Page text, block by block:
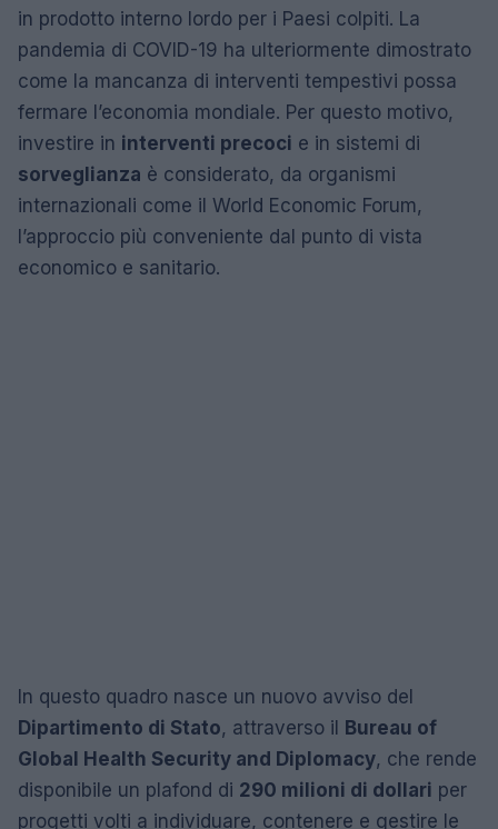
in prodotto interno lordo per i Paesi colpiti. La
pandemia di COVID-19 ha ulteriormente dimostrato
come la mancanza di interventi tempestivi possa
fermare l’economia mondiale. Per questo motivo,
investire in interventi precoci e in sistemi di
sorveglianza è considerato, da organismi
internazionali come il World Economic Forum,
l’approccio più conveniente dal punto di vista
economico e sanitario.
In questo quadro nasce un nuovo avviso del
Dipartimento di Stato, attraverso il
Bureau of
Global Health Security and Diplomacy, che rende
disponibile un plafond di 290 milioni di dollari per
progetti volti a individuare, contenere e gestire le